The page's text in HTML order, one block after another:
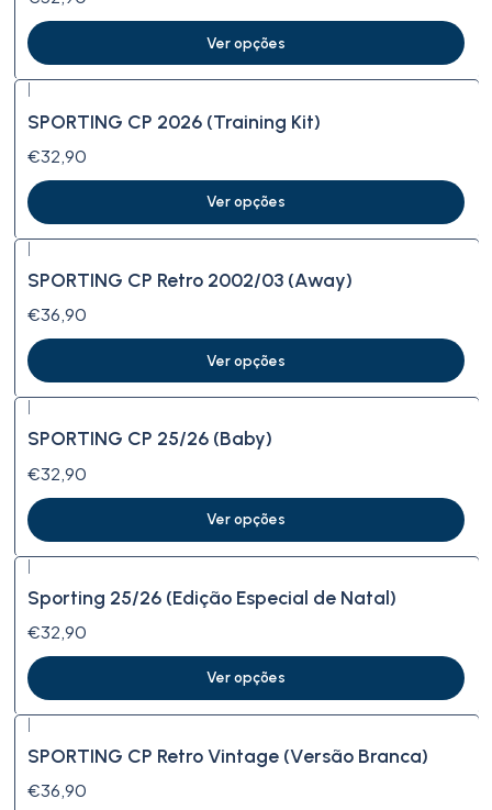
Ver opções
SPORTING CP 2026 (Training Kit)
€32,90
Ver opções
SPORTING CP Retro 2002/03 (Away)
€36,90
Ver opções
SPORTING CP 25/26 (Baby)
€32,90
Ver opções
|
Sporting 25/26 (Edição Especial de Natal)
€32,90
Ver opções
SPORTING CP Retro Vintage (Versão Branca)
€36,90